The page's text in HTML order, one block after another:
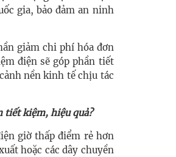
gia, bảo đảm an ninh
giảm chi phí hóa đơn
điện sẽ góp phần tiết
nền kinh tế chịu tác
tiết kiệm, hiệu quả?
giờ thấp điểm rẻ hơn
hoặc các dây chuyền